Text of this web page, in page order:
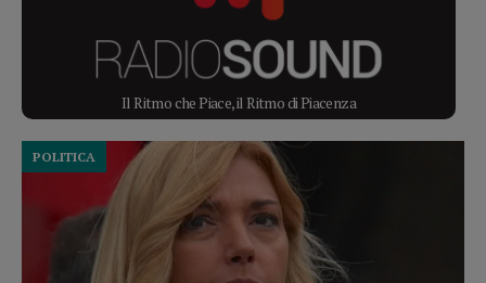
Il Ritmo che Piace, il Ritmo di Piacenza
POLITICA